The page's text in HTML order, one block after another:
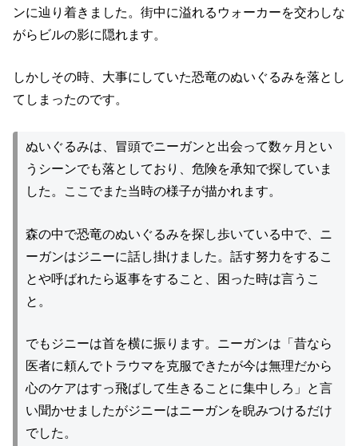
ンに辿り着きました。街中に溢れるウォーカーを交わしな
がらビルの影に隠れます。
しかしその時、大事にしていた恐竜のぬいぐるみを落とし
てしまったのです。
ぬいぐるみは、冒頭でニーガンと出会って数ヶ月とい
うシーンでも落としており、危険を承知で探していま
した。ここでまた当時の様子が描かれます。
森の中で恐竜のぬいぐるみを探し歩いている中で、ニ
ーガンはジニーに話し掛けました。話す努力をするこ
とや呼ばれたら返事をすること、困った時は言うこ
と。
でもジニーは首を横に振ります。ニーガンは「昔なら
医者に頼んでトラウマを克服できたが今は無理だから
心のケアはすっ飛ばして生きることに集中しろ」と言
い聞かせましたがジニーはニーガンを睨みつけるだけ
でした。